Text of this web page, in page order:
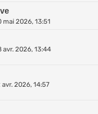
mai 2026, 13:51
avr. 2026, 13:44
avr. 2026, 14:57